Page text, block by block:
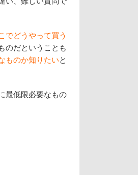
でどうやって買う
のだということも
ものか知りたいと
最低限必要なもの